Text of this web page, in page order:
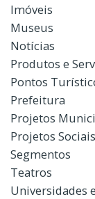
Imóveis
Museus
Notícias
Produtos e
Pontos
Prefeitura
Projetos
Projetos Sociais
Segmentos
Teatros
Universidades